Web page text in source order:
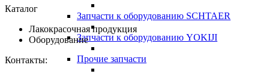
Запчасти к оборудованию SCHTAER
Запчасти к оборудованию YOKIJI
Прочие запчасти
Каталог
Лакокрасочная продукция
Оборудование
Контакты: